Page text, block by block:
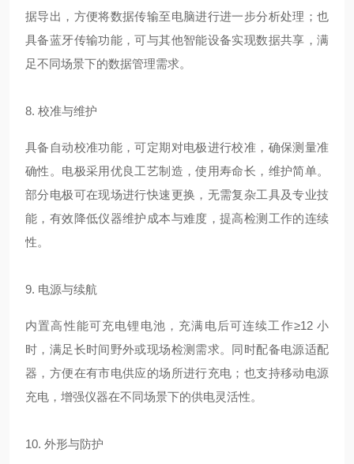
据导出，方便将数据传输至电脑进行进一步分析处理；也
具备蓝牙传输功能，可与其他智能设备实现数据共享，满
足不同场景下的数据管理需求。
8. 校准与维护
具备自动校准功能，可定期对电极进行校准，确保测量准
确性。电极采用优良工艺制造，使用寿命长，维护简单。
部分电极可在现场进行快速更换，无需复杂工具及专业技
能，有效降低仪器维护成本与难度，提高检测工作的连续
性。
9. 电源与续航
内置高性能可充电锂电池，充满电后可连续工作≥12 小
时，满足长时间野外或现场检测需求。同时配备电源适配
器，方便在有市电供应的场所进行充电；也支持移动电源
充电，增强仪器在不同场景下的供电灵活性。
10. 外形与防护